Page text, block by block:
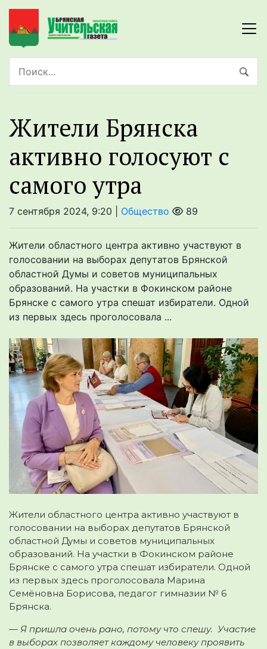
Жители Брянска
активно голосуют с
самого утра
7 сентября 2024, 9:20 | Общество 89
Жители областного центра активно участвуют в
голосовании на выборах депутатов Брянской
областной Думы и советов муниципальных
образований. На участки в Фокинском районе
Брянске с самого утра спешат избиратели. Одной
из первых здесь проголосовала ...
Жители областного центра активно участвуют в
голосовании на выборах депутатов Брянской
областной Думы и советов муниципальных
образований. На участки в Фокинском районе
Брянске с самого утра спешат избиратели. Одной
из первых здесь проголосовала Марина
Семёновна Борисова, педагог гимназии № 6
Брянска.
— Я пришла очень рано, потому что спешу. Участие
в выборах позволяет каждому человеку проявить